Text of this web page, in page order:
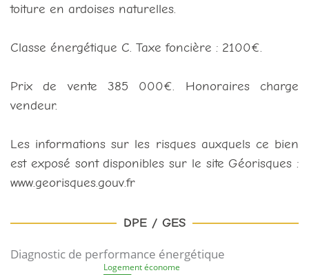
toiture en ardoises naturelles.
Classe énergétique C. Taxe foncière : 2100€.
Prix de vente 385 000€. Honoraires charge
vendeur.
Les informations sur les risques auxquels ce bien
est exposé sont disponibles sur le site Géorisques :
www.georisques.gouv.fr
DPE / GES
Diagnostic de performance énergétique
Logement économe